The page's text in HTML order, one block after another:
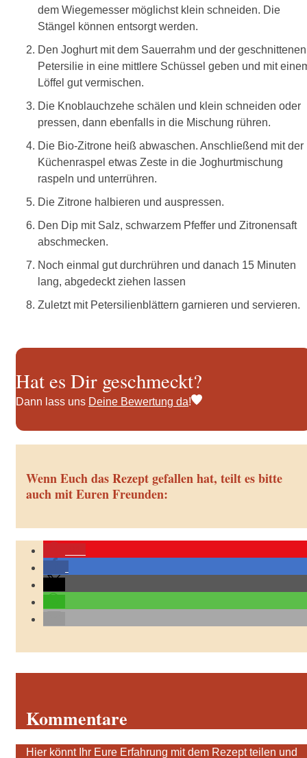
dem Wiegemesser möglichst klein schneiden. Die
Stängel können entsorgt werden.
Den Joghurt mit dem Sauerrahm und der geschnittenen
Petersilie in eine mittlere Schüssel geben und mit
Löffel gut vermischen.
Die Knoblauchzehe schälen und klein schneiden oder
pressen, dann ebenfalls in die Mischung rühren.
Die Bio-Zitrone heiß abwaschen. Anschließend mit der
Küchenraspel etwas Zeste in die Joghurtmischung
raspeln und unterrühren.
Die Zitrone halbieren und auspressen.
Den Dip mit Salz, schwarzem Pfeffer und Zitronensaft
abschmecken.
Noch einmal gut durchrühren und danach 15 Minuten
lang, abgedeckt ziehen lassen
Zuletzt mit Petersilienblättern garnieren und servieren.
Hat es Dir geschmeckt?
Dann lass uns Deine Bewertung da!
Wenn Euch das Rezept gefallen hat, teilt es bitte
auch mit Euren Freunden:
Kommentare
Hier könnt Ihr Eure Erfahrung mit dem Rezept teilen und